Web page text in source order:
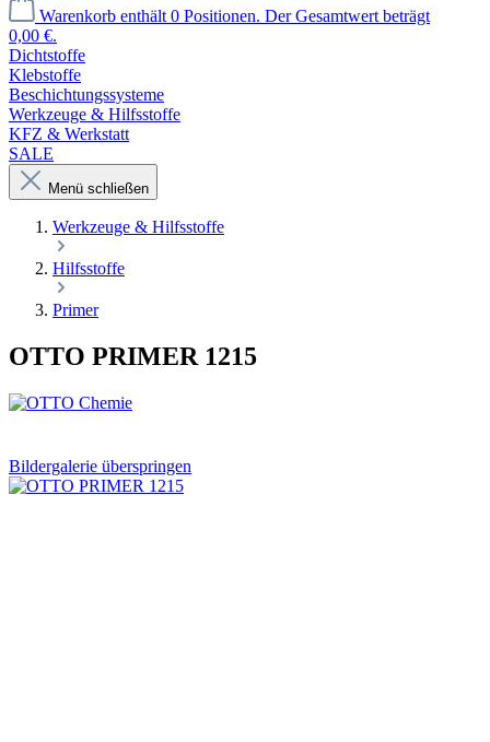
Warenkorb enthält 0 Positionen. Der Gesamtwert beträgt
0,00 €.
Dichtstoffe
Klebstoffe
Beschichtungssysteme
Werkzeuge & Hilfsstoffe
KFZ & Werkstatt
SALE
Menü schließen
Werkzeuge & Hilfsstoffe
Hilfsstoffe
Primer
OTTO PRIMER 1215
Bildergalerie überspringen